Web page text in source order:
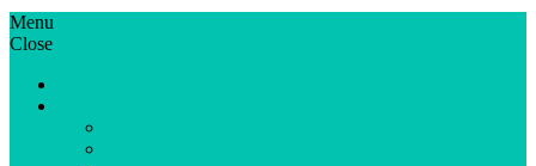
ГрипЮА: симптоми і лікування | Все про грип в Україні
Все про грип в Україні та Києві, профілактика грипу.
Menu
Close